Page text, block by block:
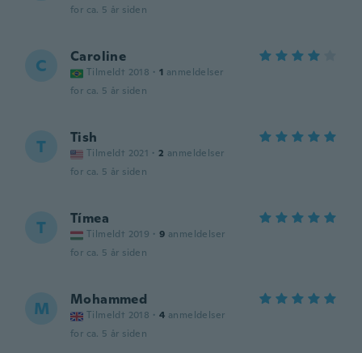
for ca. 5 år siden
C Caroline
Tilmeldt 2018 · 1 anmeldelser
for ca. 5 år siden
T Tish
Tilmeldt 2021 · 2 anmeldelser
for ca. 5 år siden
T Tímea
Tilmeldt 2019 · 9 anmeldelser
for ca. 5 år siden
M Mohammed
Tilmeldt 2018 · 4 anmeldelser
for ca. 5 år siden